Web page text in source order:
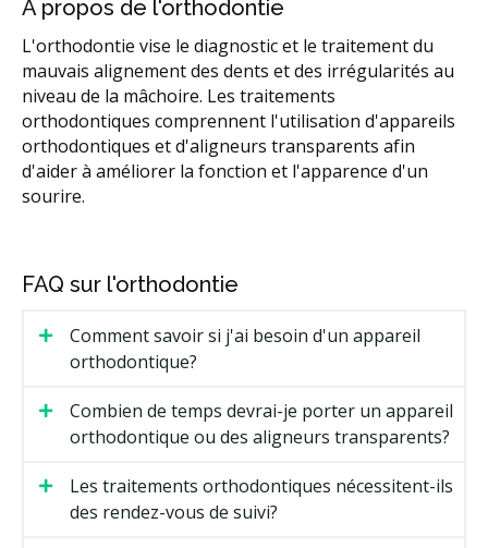
À propos de l'orthodontie
L'orthodontie vise le diagnostic et le traitement du
mauvais alignement des dents et des irrégularités au
niveau de la mâchoire. Les traitements
orthodontiques comprennent l'utilisation d'appareils
orthodontiques et d'aligneurs transparents afin
d'aider à améliorer la fonction et l'apparence d'un
sourire.
FAQ sur l'orthodontie
Comment savoir si j'ai besoin d'un appareil
orthodontique?
Combien de temps devrai-je porter un appareil
orthodontique ou des aligneurs transparents?
Les traitements orthodontiques nécessitent-ils
des rendez-vous de suivi?